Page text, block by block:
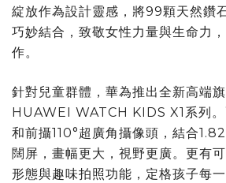
綻放作為設計靈感，將99顆天然鑽
巧妙結合，致敬女性力量與生命力
作。
針對兒童群體，華為推出全新高端
HUAWEI WATCH KIDS X1系列。
和前攝110°超廣角攝像頭，結合
闊屏，畫幅更大，視野更廣。更有
形態與趣味拍照功能，定格孩子每一